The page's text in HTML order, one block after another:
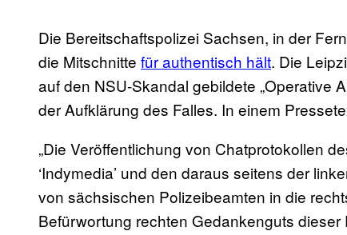
Die Bereitschaftspolizei Sachsen, in der
die Mitschnitte für authentisch hält. Die
auf den NSU-Skandal gebildete „Operative
der Aufklärung des Falles. In einem
„Die Veröffentlichung von Chatprotokollen
‘Indymedia’ und den daraus seitens der
von sächsischen Polizeibeamten in die
Befürwortung rechten Gedankenguts